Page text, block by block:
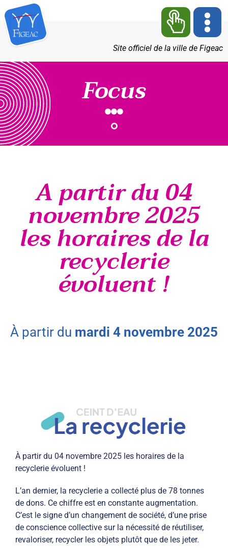
Site officiel de la ville de Figeac
Focus
A partir du 04
novembre 2025
les horaires de la
recyclerie
évoluent !
à partir du mardi 4 novembre 2025
À partir du 04 novembre 2025 les horaires de la
recyclerie évoluent !
L’an dernier, la recyclerie a collecté plus de 78 tonnes
de dons. Ce chiffre est en constante augmentation.
C’est le signe d’un changement de société, d’une prise
de conscience collective sur la nécessité de réutiliser,
revaloriser, recycler les objets plutôt que de les jeter.